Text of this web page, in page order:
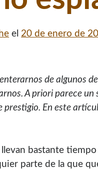
el 20 de enero de
de algunos
A priori parece un
prestigio. En este
bastante
parte de la que